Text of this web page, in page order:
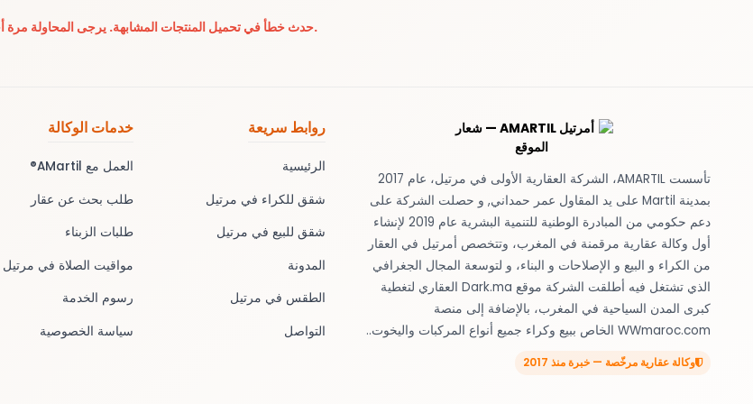
حدث خطأ في تحميل المنتجات المشابهة. يرجى المحاولة مرة أخرى.
تأسست AMARTIL، الشركة العقارية الأولى في مرتيل، عام 2017
بمدينة Martil على يد المقاول عمر حمداني, و حصلت الشركة على
دعم حكومي من المبادرة الوطنية للتنمية البشرية عام 2019 لإنشاء
أول وكالة عقارية مرقمنة في المغرب، وتتخصص أمرتيل في العقار
من الكراء و البيع و الإصلاحات و البناء، و لتوسعة المجال الجغرافي
الذي تشتغل فيه أطلقت الشركة موقع Dark.ma العقاري لتغطية
كبرى المدن السياحية في المغرب، بالإضافة إلى منصة
WWmaroc.com الخاص ببيع وكراء جميع أنواع المركبات واليخوت..
وكالة عقارية مرخّصة — خبرة منذ 2017
روابط سريعة
الرئيسية
شقق للكراء في مرتيل
شقق للبيع في مرتيل
المدونة
الطقس في مرتيل
التواصل
خدمات الوكالة
العمل مع AMartil®
طلب بحث عن عقار
طلبات الزبناء
مواقيت الصلاة في مرتيل
رسوم الخدمة
سياسة الخصوصية